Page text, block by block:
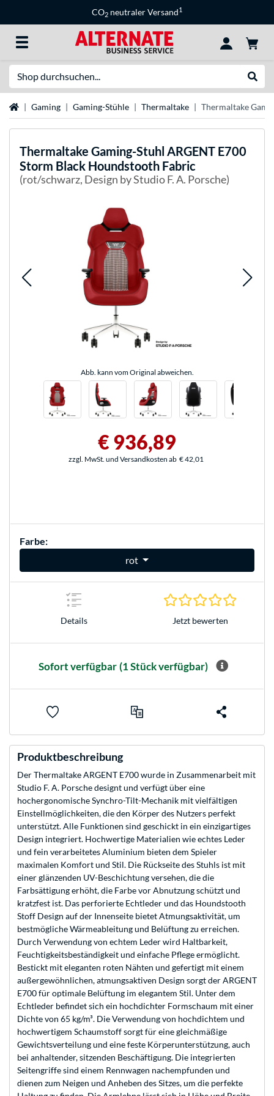
CO2 neutraler Versand1
StartseiteGaming Gaming-Stühle Thermaltake Thermaltake
Thermaltake Gaming-Stuhl ARGENT E700
Storm Black Houndstooth Fabric
(rot/schwarz, Design by Studio F. A. Porsche)
Abb. kann vom Original abweichen.
€ 936,89
zzgl. MwSt. und Versandkosten ab € 42,01
Farbe:
rot
Details Jetzt bewerten
Sofort verfügbar (1 Stück verfügbar)
Produktbeschreibung
Der Thermaltake ARGENT E700 wurde in Zusammenarbeit mit
Studio F. A. Porsche designt und verfügt über eine
hochergonomische Synchro-Tilt-Mechanik mit vielfältigen
Einstellmöglichkeiten, die den Körper des Nutzers perfekt
unterstützt. Alle Funktionen sind geschickt in ein einzigartiges
Design integriert. Hochwertige Materialien wie echtes Leder
und fein verarbeitetes Aluminium bieten dem Spieler
maximalen Komfort und Stil. Die Rückseite des Stuhls ist mit
einer glänzenden UV-Beschichtung versehen, die die
Farbsättigung erhöht, die Farbe vor Abnutzung schützt und
kratzfest ist. Das perforierte Echtleder und das Houndstooth
Stoff Design auf der Innenseite bietet Atmungsaktivität, um
bestmögliche Wärmeableitung und Belüftung zu erreichen.
Durch Verwendung von echtem Leder wird Haltbarkeit,
Feuchtigkeitsbeständigkeit und einfache Pflege ermöglicht.
Bestickt mit eleganten roten Nähten und gefertigt mit einem
außergewöhnlichen, atmungsaktiven Design sorgt der ARGENT
E700 für optimale Belüftung im elegantem Stil. Unter dem
Echtleder befindet sich ein hochdichter Formschaum mit einer
Dichte von 65 kg/m³. Die Verwendung von hochdichtem und
hochwertigem Schaumstoff sorgt für eine gleichmäßige
Gewichtsverteilung und eine feste Körperunterstützung, auch
bei anhaltender, sitzenden Beschäftigung. Die integrierten
Seitengriffe sind einem Rennwagen nachempfunden und
dienen zum Neigen und Anheben des Sitzes, um die perfekte